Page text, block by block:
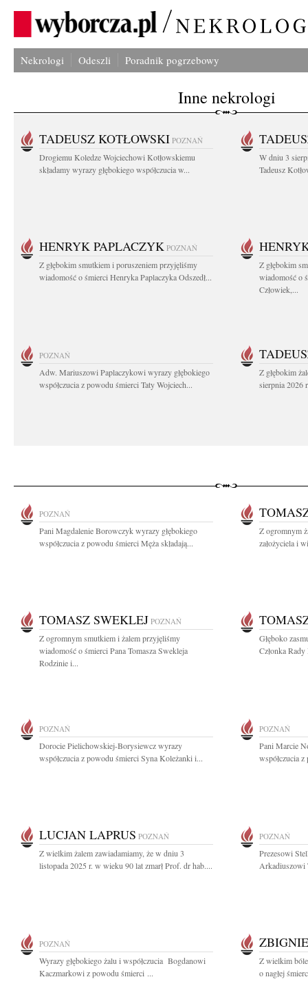
Nekrologi Odeszli Poradnik pogrzebowy
Inne nekrologi
TADEUSZ KOTŁOWSKI POZNAŃ
Drogiemu Koledze Wojciechowi Kotłowskiemu
składamy wyrazy głębokiego współczucia w...
W dniu 3
Tadeusz
HENRYK PAPLACZYK POZNAŃ
Z głębokim smutkiem i poruszeniem przyjęliśmy
wiadomość o śmierci Henryka Paplaczyka Odszedł...
Z głębokim
wiadomość o
Człowiek,...
POZNAŃ
Adw. Mariuszowi Paplaczykowi wyrazy głębokiego
współczucia z powodu śmierci Taty Wojciech...
Z głębokim
sierpnia 2026
POZNAŃ
Pani Magdalenie Borowczyk wyrazy głębokiego
współczucia z powodu śmierci Męża składają...
Z ogromnym
założyciela i
TOMASZ SWEKLEJ POZNAŃ
Z ogromnym smutkiem i żalem przyjęliśmy
wiadomość o śmierci Pana Tomasza Swekleja
Rodzinie i...
Głęboko
Członka
POZNAŃ
Dorocie Pielichowskiej-Borysiewcz wyrazy
współczucia z powodu śmierci Syna Koleżanki i...
POZNAŃ
Pani Marcie
współczucia
LUCJAN LAPRUS POZNAŃ
Z wielkim żalem zawiadamiamy, że w dniu 3
listopada 2025 r. w wieku 90 lat zmarł Prof. dr hab....
POZNAŃ
Prezesowi
Arkadiuszowi
POZNAŃ
Wyrazy głębokiego żalu i współczucia Bogdanowi
Kaczmarkowi z powodu śmierci ...
Z wielkim
o nagłej